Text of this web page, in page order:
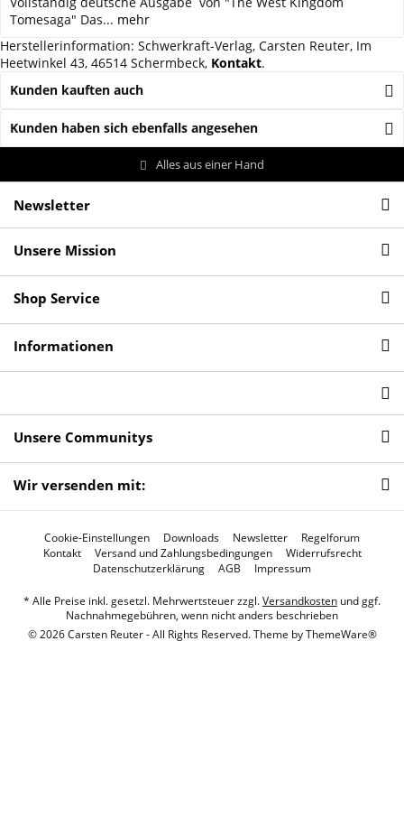
Tomesaga" Das... mehr
Herstellerinformation: Schwerkraft-Verlag, Carsten Reuter, Im
Heetwinkel 43, 46514 Schermbeck, Kontakt.
Kunden kauften auch
Kunden haben sich ebenfalls angesehen
Alles aus einer Hand
Newsletter
Unsere Mission
Shop Service
Informationen
Unsere Communitys
Wir versenden mit:
Cookie-Einstellungen Downloads Newsletter
Regelforum
Kontakt
Versand und Zahlungsbedingungen
Widerrufsrecht
Datenschutzerklärung
AGB Impressum
* Alle Preise inkl. gesetzl. Mehrwertsteuer zzgl.Versandkosten und ggf.
Nachnahmegebühren, wenn nicht anders beschrieben
© 2026 Carsten Reuter - All Rights Reserved. Theme byThemeWare®